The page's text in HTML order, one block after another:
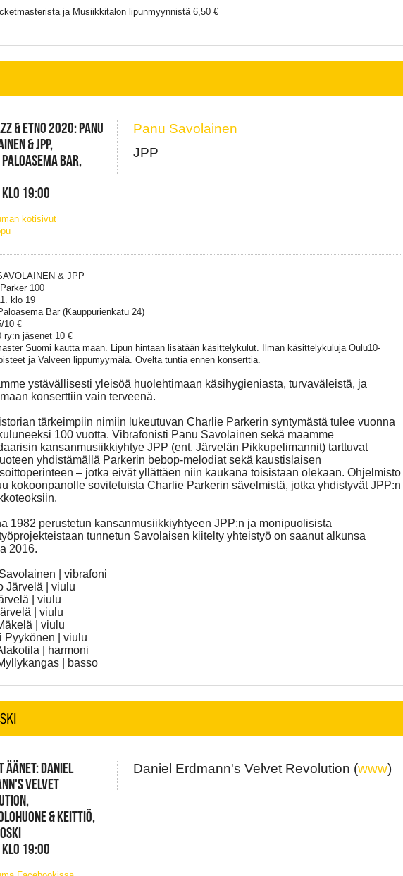
ja Musiikkitalon lipunmyynnistä 6,50 €
& ETNO 2020: PANU
& JPP,
BAR,
19:00
kotisivut
Panu Savolainen
JPP
& JPP
100
klo 19
Bar (Kauppurienkatu 24)
10 €
ry:n jäsenet 10 €
Suomi kautta maan. Lipun hintaan lisätään käsittelykulut. Ilman käsittelykuluja Oulu10-
ja Valveen lippumyymälä. Ovelta tuntia ennen konserttia.
ystävällisesti yleisöä huolehtimaan käsihygieniasta, turvaväleistä, ja
konserttiin vain terveenä.
tärkeimpiin nimiin lukeutuvan Charlie Parkerin syntymästä tulee vuonna
100 vuotta. Vibrafonisti Panu Savolainen sekä maamme
kansanmusiikkiyhtye JPP (ent. Järvelän Pikkupelimannit) tarttuvat
yhdistämällä Parkerin bebop-melodiat sekä kaustislaisen
– jotka eivät yllättäen niin kaukana toisistaan olekaan. Ohjelmisto
kokoonpanolle sovitetuista Charlie Parkerin sävelmistä, jotka yhdistyvät JPP:n
1982 perustetun kansanmusiikkiyhtyeen JPP:n ja monipuolisista
tunnetun Savolaisen kiitelty yhteistyö on saanut alkunsa
2016.
| vibrafoni
Järvelä | viulu
| viulu
| viulu
| viulu
Pyykönen | viulu
| harmoni
| basso
ÄÄNET: DANIEL
VELVET
& KEITTIÖ,
19:00
Daniel Erdmann's Velvet Revolution (www)